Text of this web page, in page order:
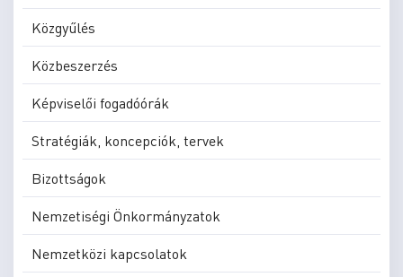
Közgyűlés
Közbeszerzés
Képviselői fogadóórák
Stratégiák, koncepciók, tervek
Bizottságok
Nemzetiségi Önkormányzatok
Nemzetközi kapcsolatok